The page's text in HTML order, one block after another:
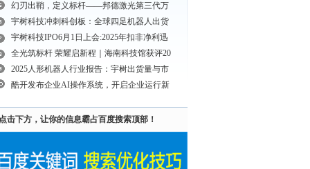
幻刃出鞘，定义标杆——邦德激光第三代万
宇树科技冲刺科创板：全球四足机器人出货
宇树科技IPO6月1日上会:2025年扣非净利迅
全光筑标杆 荣耀启新程｜海南科技馆获评20
2025人形机器人行业报告：宇树出货量与市
酷开发布企业AI操作系统，开启企业运行新
击下方，让你的信息霸占百度搜索顶部！